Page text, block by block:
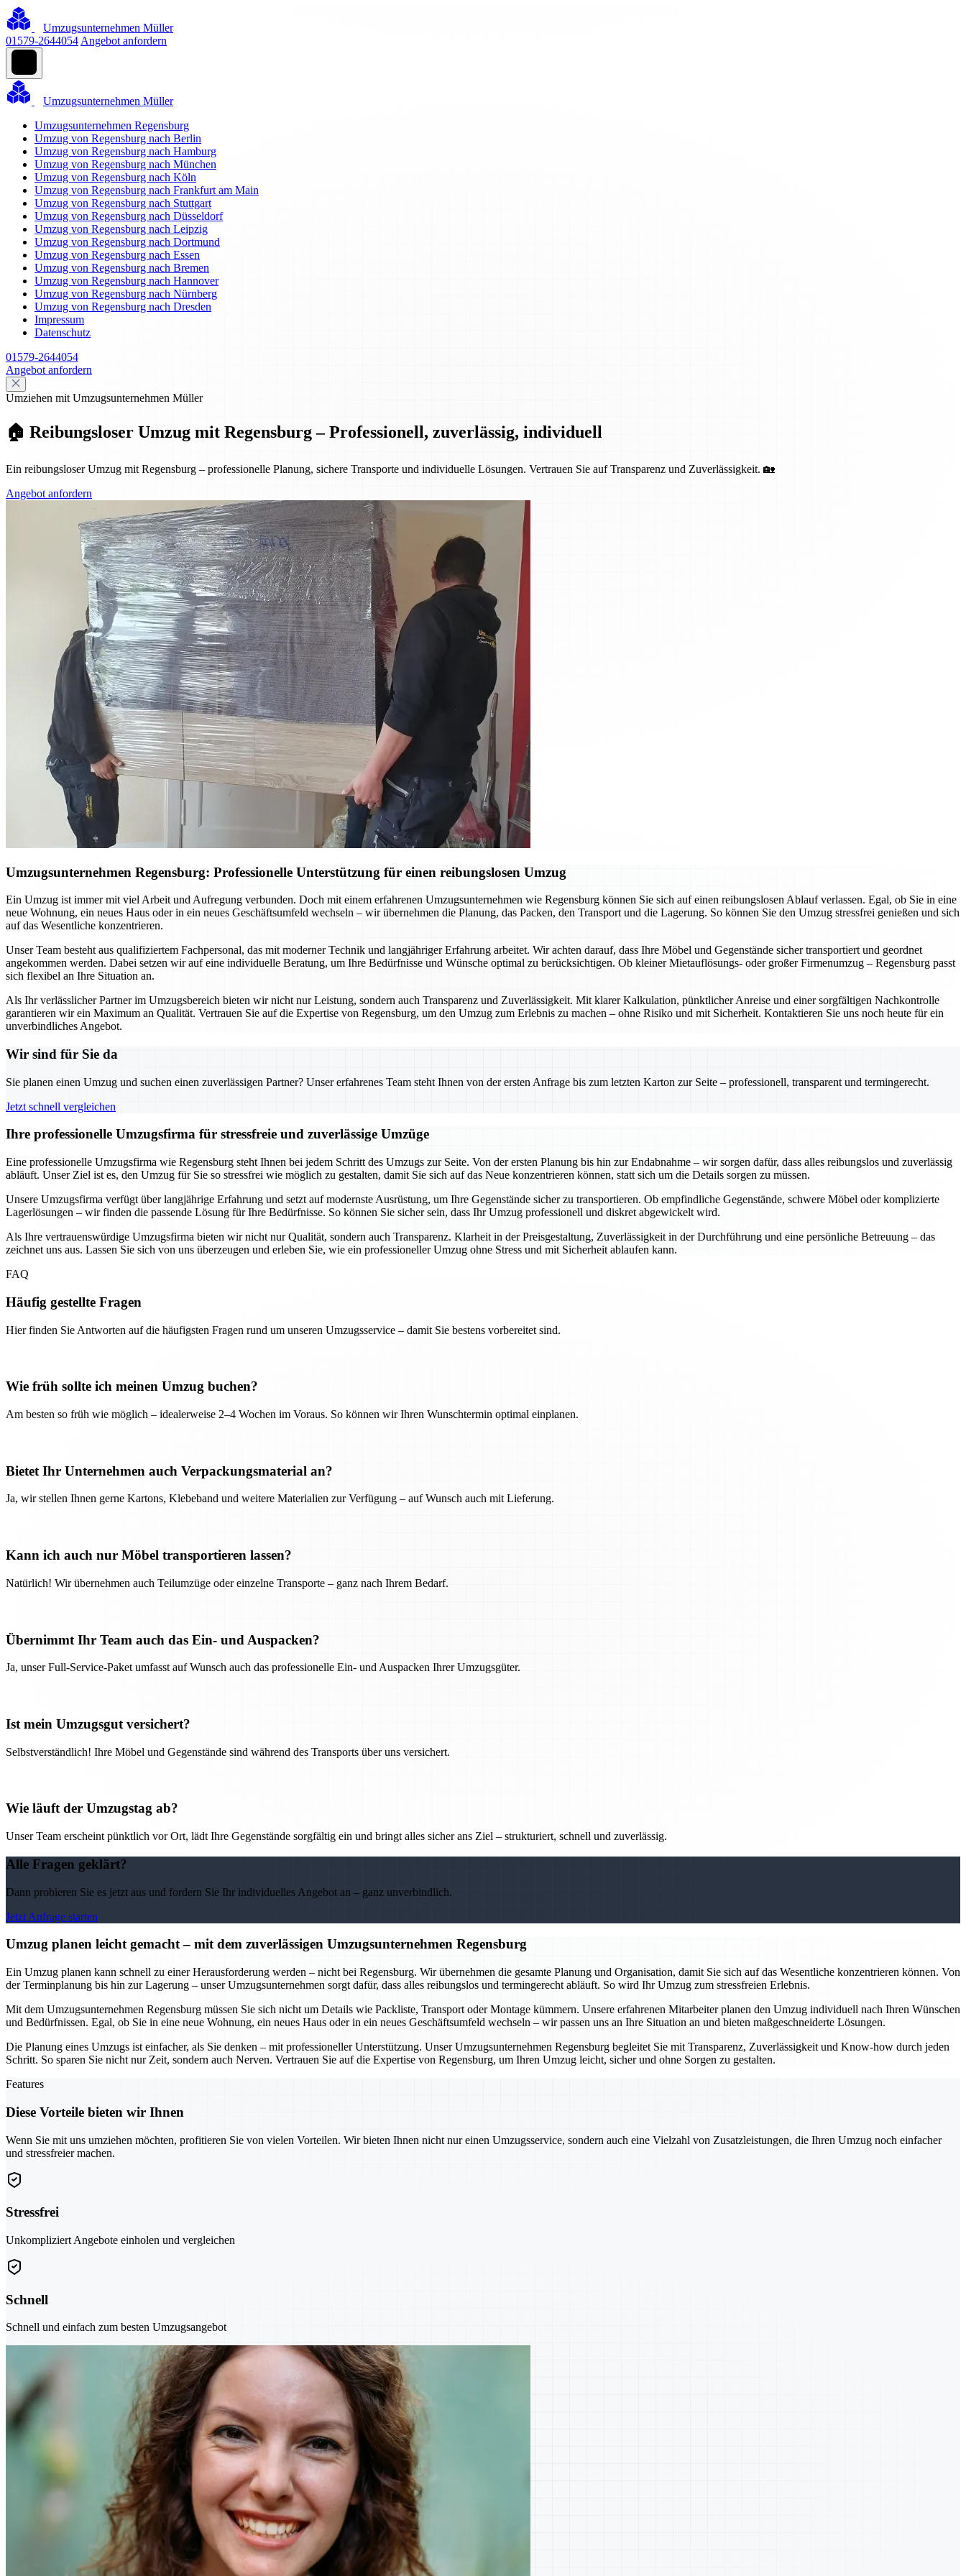
Umzugsunternehmen Müller
01579-2644054 Angebot anfordern
Umzugsunternehmen Müller
Umzugsunternehmen Regensburg
Umzug von Regensburg nach Berlin
Umzug von Regensburg nach Hamburg
Umzug von Regensburg nach München
Umzug von Regensburg nach Köln
Umzug von Regensburg nach Frankfurt am Main
Umzug von Regensburg nach Stuttgart
Umzug von Regensburg nach Düsseldorf
Umzug von Regensburg nach Leipzig
Umzug von Regensburg nach Dortmund
Umzug von Regensburg nach Essen
Umzug von Regensburg nach Bremen
Umzug von Regensburg nach Hannover
Umzug von Regensburg nach Nürnberg
Umzug von Regensburg nach Dresden
Impressum
Datenschutz
01579-2644054
Angebot anfordern
Umziehen mit Umzugsunternehmen Müller
🏠 Reibungsloser Umzug mit Regensburg – Professionell, zuverlässig, individuell
Ein reibungsloser Umzug mit Regensburg – professionelle Planung, sichere Transporte und individuelle Lösungen. Vertrauen Sie auf Transparenz und Zuverlässigkeit. 🏡
Angebot anfordern
Umzugsunternehmen Regensburg: Professionelle Unterstützung für einen reibungslosen Umzug
Ein Umzug ist immer mit viel Arbeit und Aufregung verbunden. Doch mit einem erfahrenen Umzugsunternehmen wie Regensburg können Sie sich auf einen reibungslosen Ablauf verlassen. Egal, ob Sie in eine
neue Wohnung, ein neues Haus oder in ein neues Geschäftsumfeld wechseln – wir übernehmen die Planung, das Packen, den Transport und die Lagerung. So können Sie den Umzug stressfrei genießen und sich
auf das Wesentliche konzentrieren.
Unser Team besteht aus qualifiziertem Fachpersonal, das mit moderner Technik und langjähriger Erfahrung arbeitet. Wir achten darauf, dass Ihre Möbel und Gegenstände sicher transportiert und geordnet
angekommen werden. Dabei setzen wir auf eine individuelle Beratung, um Ihre Bedürfnisse und Wünsche optimal zu berücksichtigen. Ob kleiner Mietauflösungs- oder großer Firmenumzug – Regensburg passt
sich flexibel an Ihre Situation an.
Als Ihr verlässlicher Partner im Umzugsbereich bieten wir nicht nur Leistung, sondern auch Transparenz und Zuverlässigkeit. Mit klarer Kalkulation, pünktlicher Anreise und einer sorgfältigen Nachkontrolle
garantieren wir ein Maximum an Qualität. Vertrauen Sie auf die Expertise von Regensburg, um den Umzug zum Erlebnis zu machen – ohne Risiko und mit Sicherheit. Kontaktieren Sie uns noch heute für ein
unverbindliches Angebot.
Wir sind für Sie da
Sie planen einen Umzug und suchen einen zuverlässigen Partner? Unser erfahrenes Team steht Ihnen von der ersten Anfrage bis zum letzten Karton zur Seite – professionell, transparent und termingerecht.
Jetzt schnell vergleichen
Ihre professionelle Umzugsfirma für stressfreie und zuverlässige Umzüge
Eine professionelle Umzugsfirma wie Regensburg steht Ihnen bei jedem Schritt des Umzugs zur Seite. Von der ersten Planung bis hin zur Endabnahme – wir sorgen dafür, dass alles reibungslos und zuverlässig
abläuft. Unser Ziel ist es, den Umzug für Sie so stressfrei wie möglich zu gestalten, damit Sie sich auf das Neue konzentrieren können, statt sich um die Details sorgen zu müssen.
Unsere Umzugsfirma verfügt über langjährige Erfahrung und setzt auf modernste Ausrüstung, um Ihre Gegenstände sicher zu transportieren. Ob empfindliche Gegenstände, schwere Möbel oder komplizierte
Lagerlösungen – wir finden die passende Lösung für Ihre Bedürfnisse. So können Sie sicher sein, dass Ihr Umzug professionell und diskret abgewickelt wird.
Als Ihre vertrauenswürdige Umzugsfirma bieten wir nicht nur Qualität, sondern auch Transparenz. Klarheit in der Preisgestaltung, Zuverlässigkeit in der Durchführung und eine persönliche Betreuung – das
zeichnet uns aus. Lassen Sie sich von uns überzeugen und erleben Sie, wie ein professioneller Umzug ohne Stress und mit Sicherheit ablaufen kann.
FAQ
Häufig gestellte Fragen
Hier finden Sie Antworten auf die häufigsten Fragen rund um unseren Umzugsservice – damit Sie bestens vorbereitet sind.
Wie früh sollte ich meinen Umzug buchen?
Am besten so früh wie möglich – idealerweise 2–4 Wochen im Voraus. So können wir Ihren Wunschtermin optimal einplanen.
Bietet Ihr Unternehmen auch Verpackungsmaterial an?
Ja, wir stellen Ihnen gerne Kartons, Klebeband und weitere Materialien zur Verfügung – auf Wunsch auch mit Lieferung.
Kann ich auch nur Möbel transportieren lassen?
Natürlich! Wir übernehmen auch Teilumzüge oder einzelne Transporte – ganz nach Ihrem Bedarf.
Übernimmt Ihr Team auch das Ein- und Auspacken?
Ja, unser Full-Service-Paket umfasst auf Wunsch auch das professionelle Ein- und Auspacken Ihrer Umzugsgüter.
Ist mein Umzugsgut versichert?
Selbstverständlich! Ihre Möbel und Gegenstände sind während des Transports über uns versichert.
Wie läuft der Umzugstag ab?
Unser Team erscheint pünktlich vor Ort, lädt Ihre Gegenstände sorgfältig ein und bringt alles sicher ans Ziel – strukturiert, schnell und zuverlässig.
Alle Fragen geklärt?
Dann probieren Sie es jetzt aus und fordern Sie Ihr individuelles Angebot an – ganz unverbindlich.
Jetzt Anfrage starten
Umzug planen leicht gemacht – mit dem zuverlässigen Umzugsunternehmen Regensburg
Ein Umzug planen kann schnell zu einer Herausforderung werden – nicht bei Regensburg. Wir übernehmen die gesamte Planung und Organisation, damit Sie sich auf das Wesentliche konzentrieren können. Von
der Terminplanung bis hin zur Lagerung – unser Umzugsunternehmen sorgt dafür, dass alles reibungslos und termingerecht abläuft. So wird Ihr Umzug zum stressfreien Erlebnis.
Mit dem Umzugsunternehmen Regensburg müssen Sie sich nicht um Details wie Packliste, Transport oder Montage kümmern. Unsere erfahrenen Mitarbeiter planen den Umzug individuell nach Ihren Wünschen
und Bedürfnissen. Egal, ob Sie in eine neue Wohnung, ein neues Haus oder in ein neues Geschäftsumfeld wechseln – wir passen uns an Ihre Situation an und bieten maßgeschneiderte Lösungen.
Die Planung eines Umzugs ist einfacher, als Sie denken – mit professioneller Unterstützung. Unser Umzugsunternehmen Regensburg begleitet Sie mit Transparenz, Zuverlässigkeit und Know-how durch jeden
Schritt. So sparen Sie nicht nur Zeit, sondern auch Nerven. Vertrauen Sie auf die Expertise von Regensburg, um Ihren Umzug leicht, sicher und ohne Sorgen zu gestalten.
Features
Diese Vorteile bieten wir Ihnen
Wenn Sie mit uns umziehen möchten, profitieren Sie von vielen Vorteilen. Wir bieten Ihnen nicht nur einen Umzugsservice, sondern auch eine Vielzahl von Zusatzleistungen, die Ihren Umzug noch einfacher
und stressfreier machen.
Stressfrei
Unkompliziert Angebote einholen und vergleichen
Schnell
Schnell und einfach zum besten Umzugsangebot